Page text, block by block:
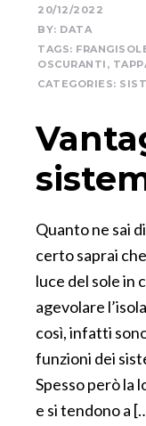
20/12/2022
BY: DATA
TAGS:
OSCURANTI ,
CATEGORIES:
Quanto ne sai
certo saprai
luce del sole in
agevolare
così, infatti
funzioni dei
Spesso però la
e si tendono a